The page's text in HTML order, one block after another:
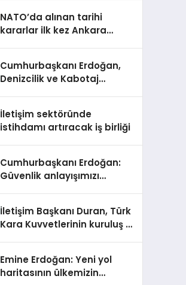
NATO’da alınan tarihi
kararlar ilk kez Ankara
Cumhurbaşkanı Erdoğan,
Denizcilik ve Kabotaj
İletişim sektöründe
istihdamı artıracak iş birliği
Cumhurbaşkanı Erdoğan:
Güvenlik anlayışımızı
İletişim Başkanı Duran, Türk
Kara Kuvvetlerinin kuruluş yıl
Emine Erdoğan: Yeni yol
haritasının ülkemizin